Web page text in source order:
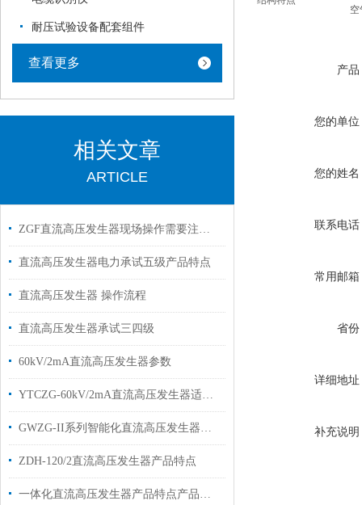
耐压试验设备配套组件
查看更多
相关文章
ARTICLE
ZGF直流高压发生器现场操作需要注意些什么
直流高压发生器电力承试五级产品特点
直流高压发生器 操作流程
直流高压发生器承试三四级
60kV/2mA直流高压发生器参数
YTCZG-60kV/2mA直流高压发生器适用范围技术参数
GWZG-II系列智能化直流高压发生器技术特点
ZDH-120/2直流高压发生器产品特点
一体化直流高压发生器产品特点产品主要技术参数
空
产品
您的单位
您的姓名
联系电话
常用邮箱
省份
详细地址
补充说明